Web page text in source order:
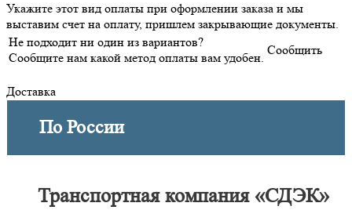
Укажите этот вид оплаты при оформлении заказа и мы
выставим счет на оплату, пришлем закрывающие документы.
Не подходит ни один из вариантов?
Сообщите нам какой метод оплаты вам удобен.
Сообщить
Доставка
По России
Транспортная компания «СДЭК»